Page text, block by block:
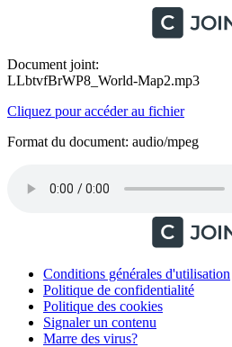
Document joint:
LLbtvfBrWP8_World-Map2.mp3
Cliquez pour accéder au fichier
Format du document: audio/mpeg
Conditions générales d'utilisation
Politique de confidentialité
Politique des cookies
Signaler un contenu
Marre des virus?